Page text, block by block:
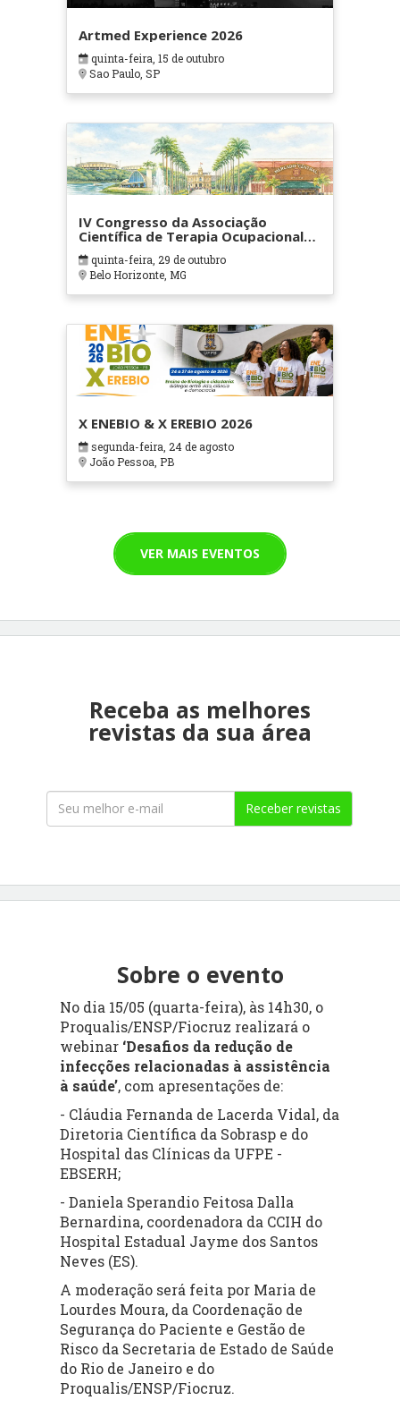
Artmed Experience 2026
quinta-feira, 15 de outubro
Sao Paulo, SP
IV Congresso da Associação
Científica de Terapia Ocupacional
em Contextos Hospitalares e
Cuidados Paliativos - ATOHOSP
quinta-feira, 29 de outubro
Belo Horizonte, MG
X ENEBIO & X EREBIO 2026
segunda-feira, 24 de agosto
João Pessoa, PB
VER MAIS EVENTOS
Receba as melhores
revistas da sua área
Receber revistas
Sobre o evento
No dia 15/05 (quarta-feira), às 14h30, o
Proqualis/ENSP/Fiocruz realizará o
webinar ‘Desafios da redução de
infecções relacionadas à assistência
à saúde’, com apresentações de:
- Cláudia Fernanda de Lacerda Vidal, da
Diretoria Científica da Sobrasp e do
Hospital das Clínicas da UFPE -
EBSERH;
- Daniela Sperandio Feitosa Dalla
Bernardina, coordenadora da CCIH do
Hospital Estadual Jayme dos Santos
Neves (ES).
A moderação será feita por Maria de
Lourdes Moura, da Coordenação de
Segurança do Paciente e Gestão de
Risco da Secretaria de Estado de Saúde
do Rio de Janeiro e do
Proqualis/ENSP/Fiocruz.